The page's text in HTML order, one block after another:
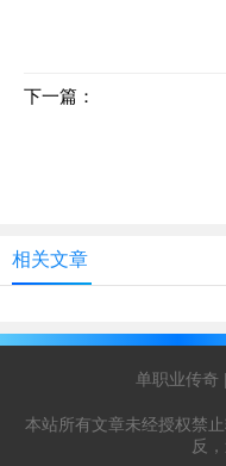
下一篇：
相关文章
单职业传奇 |
本站所有文章未经授权禁
反